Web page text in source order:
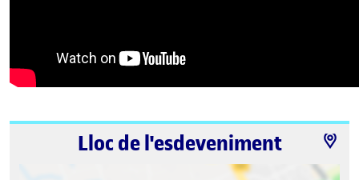
Lloc de l'esdeveniment